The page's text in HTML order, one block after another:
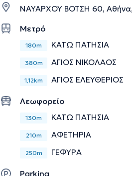
ΝΑΥΑΡΧΟΥ ΒΟΤΣΗ 60, Αθήνα,
Μετρό
180m ΚΑΤΩ ΠΑΤΗΣΙΑ
380m ΑΓΙΟΣ ΝΙΚΟΛΑΟΣ
1,12km ΑΓΙΟΣ ΕΛΕΥΘΕΡΙΟΣ
Λεωφορείο
130m ΚΑΤΩ ΠΑΤΗΣΙΑ
210m ΑΦΕΤΗΡΙΑ
250m ΓΕΦΥΡΑ
Parking